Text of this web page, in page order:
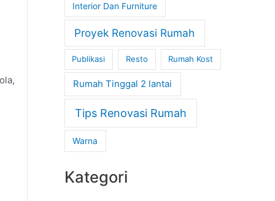
Interior Dan Furniture
Proyek Renovasi Rumah
Publikasi Resto Rumah Kost
Rumah Tinggal 2 lantai
Tips Renovasi Rumah
Warna
Kategori